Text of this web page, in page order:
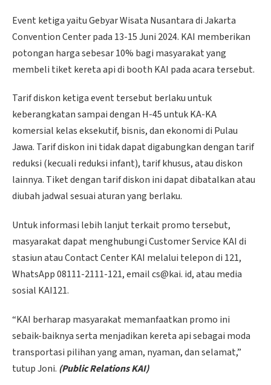
Event ketiga yaitu Gebyar Wisata Nusantara di Jakarta
Convention Center pada 13-15 Juni 2024. KAI memberikan
potongan harga sebesar 10% bagi masyarakat yang
membeli tiket kereta api di booth KAI pada acara tersebut.
Tarif diskon ketiga event tersebut berlaku untuk
keberangkatan sampai dengan H-45 untuk KA-KA
komersial kelas eksekutif, bisnis, dan ekonomi di Pulau
Jawa. Tarif diskon ini tidak dapat digabungkan dengan tarif
reduksi (kecuali reduksi infant), tarif khusus, atau diskon
lainnya. Tiket dengan tarif diskon ini dapat dibatalkan atau
diubah jadwal sesuai aturan yang berlaku.
Untuk informasi lebih lanjut terkait promo tersebut,
masyarakat dapat menghubungi Customer Service KAI di
stasiun atau Contact Center KAI melalui telepon di 121,
WhatsApp 08111-2111-121, email cs@kai. id, atau media
sosial KAI121.
“KAI berharap masyarakat memanfaatkan promo ini
sebaik-baiknya serta menjadikan kereta api sebagai moda
transportasi pilihan yang aman, nyaman, dan selamat,”
tutup Joni. (Public Relations KAI)